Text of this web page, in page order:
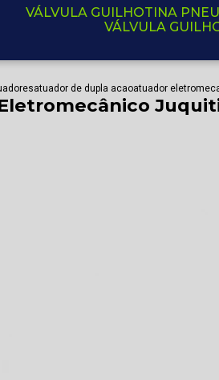
VÁLVULA GUILHOTINA
VÁLVULA
atuador de dupla acaoatuador